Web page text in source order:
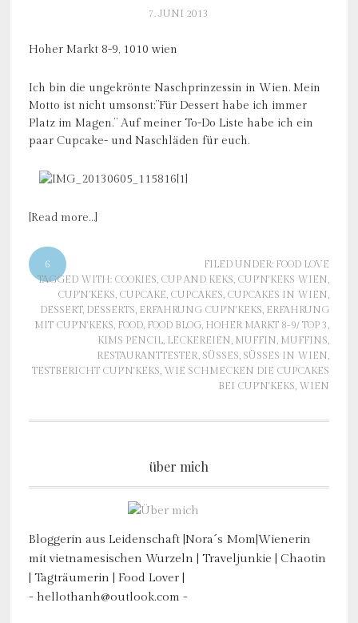
7. JUNI 2013
Hoher Markt 8-9, 1010 wien
Ich bin die ungekrönte Naschprinzessin in Wien. Mein
Motto ist nicht umsonst:”Für Dessert habe ich immer
Platz im Magen.” Auf meiner To-Do Liste habe ich ein
paar Cupcake- und Naschläden für euch.
[Read more…]
6 FILED UNDER: FOOD LOVE
TAGGED WITH: COOKIES, CUP AND KEKS, CUP'N'KEKS WIEN,
CUP’N’KEKS, CUPCAKE, CUPCAKES, CUPCAKES IN WIEN,
DESSERT, DESSERTS, ERFAHRUNG CUP'N'KEKS, ERFAHRUNG
MIT CUP'N'KEKS, FOOD, FOOD BLOG, HOHER MARKT 8-9/ TOP 3,
KIMS PENCIL, LECKEREIEN, MUFFIN, MUFFINS,
RESTAURANTTESTER, SÜSSES , SÜSSES IN WIEN
,
TESTBERICHT CUP'N'KEKS, WIE SCHMECKEN DIE CUPCAKES
BEI CUP'N'KEKS, WIEN
über mich
Bloggerin aus Leidenschaft |Nora´s Mom|Wienerin
mit vietnamesischen Wurzeln | Traveljunkie | Chaotin
| Tagträumerin | Food Lover |
- hellothanh@outlook.com -